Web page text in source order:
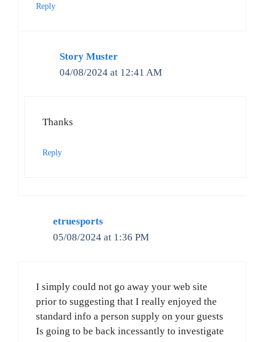
Reply
Story Muster
04/08/2024 at 12:41 AM
Thanks
Reply
etruesports
05/08/2024 at 1:36 PM
I simply could not go away your web site
prior to suggesting that I really enjoyed the
standard info a person supply on your guests
Is going to be back incessantly to investigate